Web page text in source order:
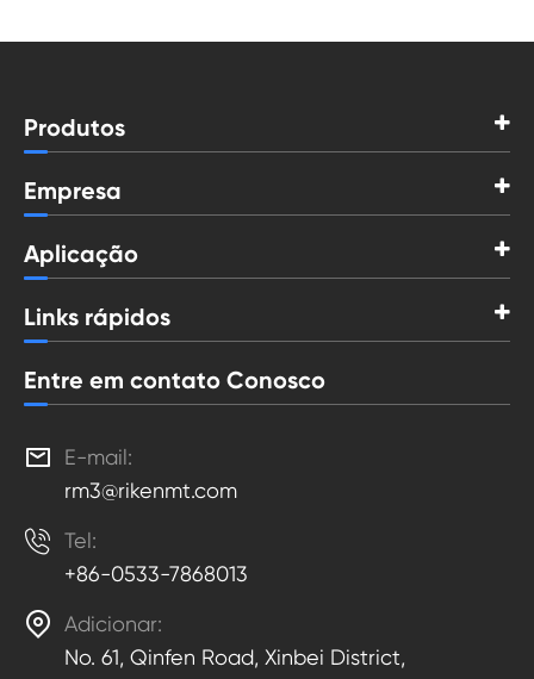
Produtos
Empresa
Aplicação
Links rápidos
Entre em contato Conosco

E-mail:
rm3@rikenmt.com
 Tel:
+86-0533-7868013
 Adicionar:
No. 61, Qinfen Road, Xinbei District,